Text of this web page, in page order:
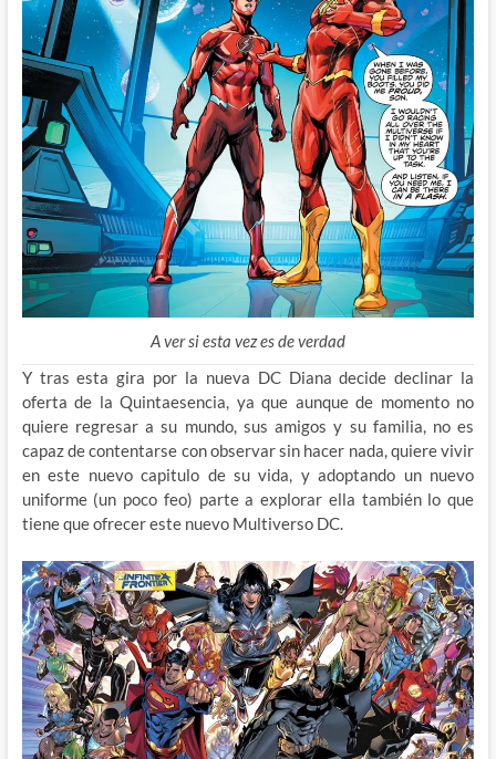
A ver si esta vez es de verdad
Y tras esta gira por la nueva DC Diana decide declinar la
oferta de la Quintaesencia, ya que aunque de momento no
quiere regresar a su mundo, sus amigos y su familia, no es
capaz de contentarse con observar sin hacer nada, quiere vivir
en este nuevo capitulo de su vida, y adoptando un nuevo
uniforme (un poco feo) parte a explorar ella también lo que
tiene que ofrecer este nuevo Multiverso DC.